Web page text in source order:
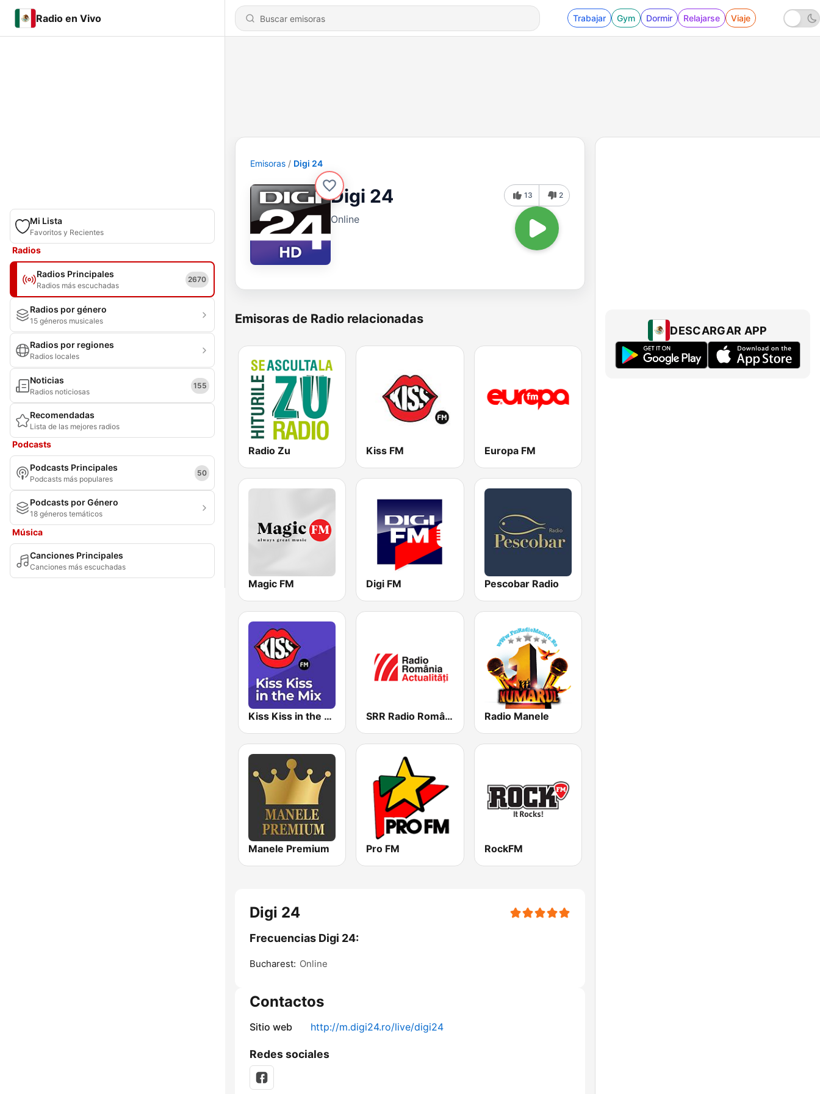
Radio en Vivo Trabajar Gym Dormir Relajarse Viaje
Mi Lista
Favoritos y Recientes
Radios
Radios Principales
Radios más escuchadas
2670
Radios por género
15 géneros musicales
Radios por regiones
Radios locales
Noticias
Radios noticiosas
155
Recomendadas
Lista de las mejores radios
Podcasts
Podcasts Principales
Podcasts más populares
50
Podcasts por Género
18 géneros temáticos
Música
Canciones Principales
Canciones más escuchadas
Emisoras Digi 24
Digi 24
Online
13 2
Emisoras de Radio relacionadas
Radio Zu Kiss FM Europa FM
Magic FM Digi FM Pescobar Radio
Kiss Kiss in the Mix Radio SRR Radio România Actualităţi Radio Manele
Manele Premium Pro FM RockFM
Digi 24
Frecuencias Digi 24:
Bucharest: Online
Contactos
Sitio web http://m.digi24.ro/live/digi24
Redes sociales
DESCARGAR APP